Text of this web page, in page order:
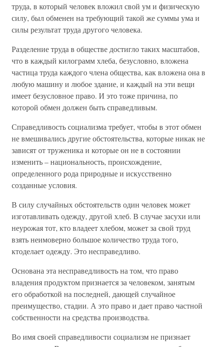
труда, в который человек вложил свой ум и физическую
силу, был обменен на требующий такой же суммы ума и
силы результат труда другого человека.
Разделение труда в обществе достигло таких масштабов,
что в каждый килограмм хлеба, безусловно, вложена
частица труда каждого члена общества, как вложена она в
любую машину и любое здание, и каждый на эти вещи
имеет безусловное право. И это тоже причина, по
которой обмен должен быть справедливым.
Справедливость социализма требует, чтобы в этот обмен
не вмешивались другие обстоятельства, которые никак не
зависят от труженика и которые он не в состоянии
изменить – национальность, происхождение,
определенного рода природные и искусственно
созданные условия.
В силу случайных обстоятельств один человек может
изготавливать одежду, другой хлеб. В случае засухи или
неурожая тот, кто владеет хлебом, может за свой труд
взять неимоверно большое количество труда того,
ктоделает одежду. Это несправедливо.
Основана эта несправедливость на том, что право
владения продуктом признается за человеком, занятым
его обработкой на последней, дающей случайное
преимущество, стадии. А это право и дает право частной
собственности на средства производства.
Во имя своей справедливости социализм не признает